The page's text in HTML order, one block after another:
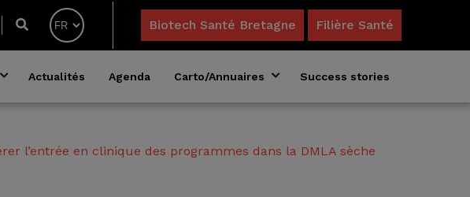
Biotech Santé Bretagne Filière Santé
Actualités Agenda Carto/Annuaires Success stories
l’entrée en clinique des programmes dans la DMLA sèche